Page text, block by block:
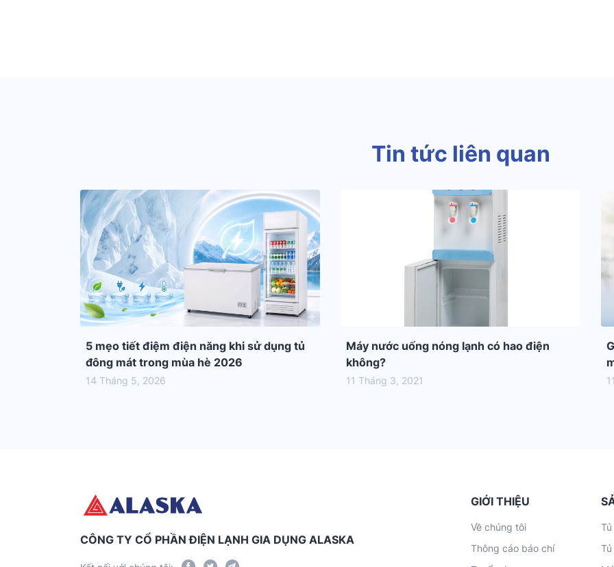
Tin tức liên quan
5 mẹo tiết điệm điện năng khi sử dụng tủ
đông mát trong mùa hè 2026
14 Tháng 5, 2026
Máy nước uống nóng lạnh có hao điện
không?
11 Tháng 3, 2021
CÔNG TY CỔ PHẦN ĐIỆN LẠNH GIA DỤNG ALASKA
GIỚI THIỆU
Về chúng tôi
Thông cáo báo chí